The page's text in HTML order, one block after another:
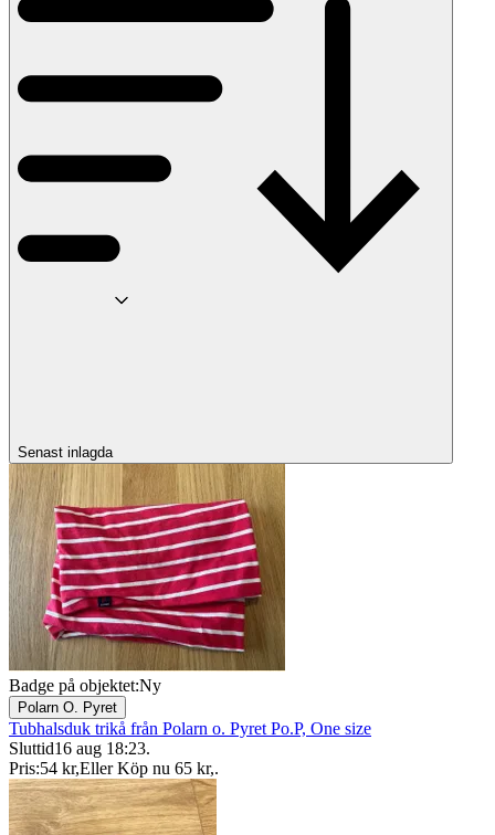
Senast inlagda
Badge på objektet:Ny
Polarn O. Pyret
Tubhalsduk trikå från Polarn o. Pyret Po.P, One size
Sluttid16 aug 18:23.
Pris:54 kr,Eller Köp nu 65 kr,.